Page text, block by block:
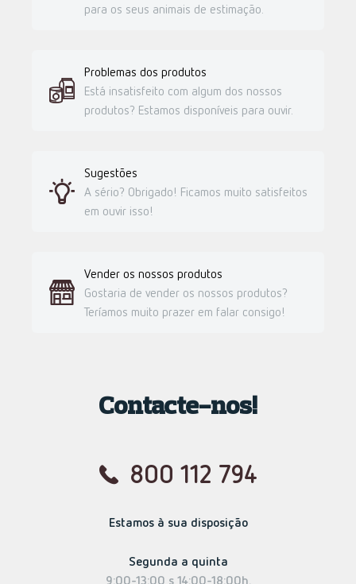
para os seus animais de estimação.
Problemas dos produtos
Está insatisfeito com algum dos nossos
produtos? Estamos disponíveis para ouvir.
Sugestões
A sério? Obrigado! Ficamos muito satisfeitos
em ouvir isso!
Vender os nossos produtos
Gostaria de vender os nossos produtos?
Teríamos muito prazer em falar consigo!
Contacte-nos!
800 112 794
Estamos à sua disposição
Segunda a quinta
9:00-13:00 s 14:00-18:00h.